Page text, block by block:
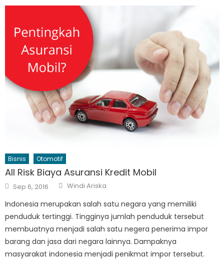
Bisnis Otomotif
All Risk Biaya Asuransi Kredit Mobil
Posted
on
Sep 6, 2016 Author
Windi Ariska
Indonesia merupakan salah satu negara yang memiliki
penduduk tertinggi. Tingginya jumlah penduduk tersebut
membuatnya menjadi salah satu negera penerima impor
barang dan jasa dari negara lainnya. Dampaknya
masyarakat indonesia menjadi penikmat impor tersebut.